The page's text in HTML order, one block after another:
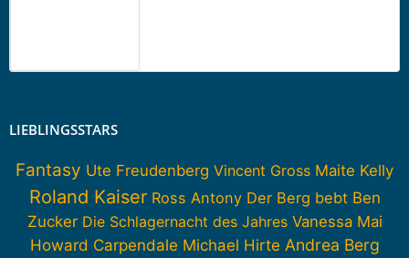
LIEBLINGSSTARS
Fantasy Ute Freudenberg Vincent Gross Maite Kelly
Roland Kaiser Ross Antony Der Berg bebt Ben
Zucker Die Schlagernacht des Jahres Vanessa Mai
Howard Carpendale Michael Hirte Andrea Berg